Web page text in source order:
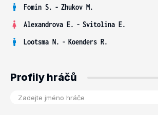
Fomin S. - Zhukov M.
Alexandrova E. - Svitolina E.
Lootsma N. - Koenders R.
Profily hráčů